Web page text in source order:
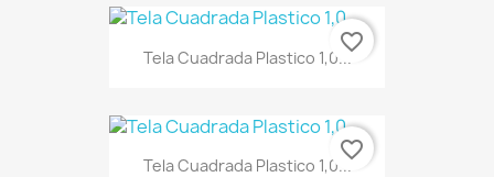
Tela Cuadrada Plastico 1,0...
favorite_border
Tela Cuadrada Plastico 1,0...
favorite_border